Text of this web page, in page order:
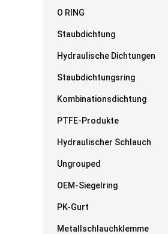
O RING
Staubdichtung
Hydraulische Dichtungen
Staubdichtungsring
Kombinationsdichtung
PTFE-Produkte
Hydraulischer Schlauch
Ungrouped
OEM-Siegelring
PK-Gurt
Metallschlauchklemme